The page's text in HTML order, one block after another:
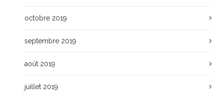
octobre 2019
septembre 2019
août 2019
juillet 2019